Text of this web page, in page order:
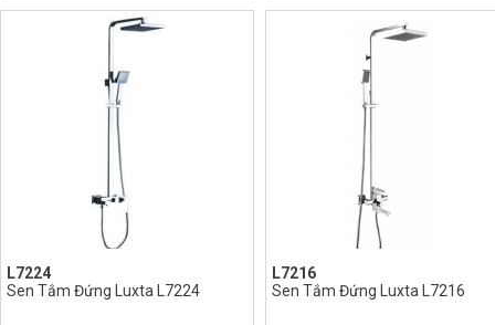
L7224
Sen Tắm Đứng Luxta L7224
L7216
Sen Tắm Đứng Luxta L7216